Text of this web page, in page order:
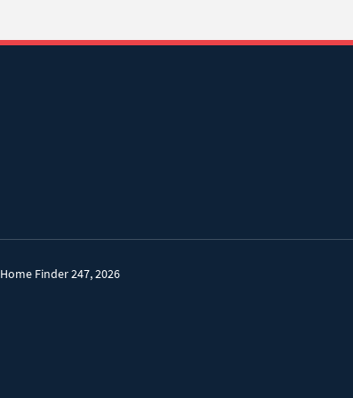
Home Finder 247, 2026